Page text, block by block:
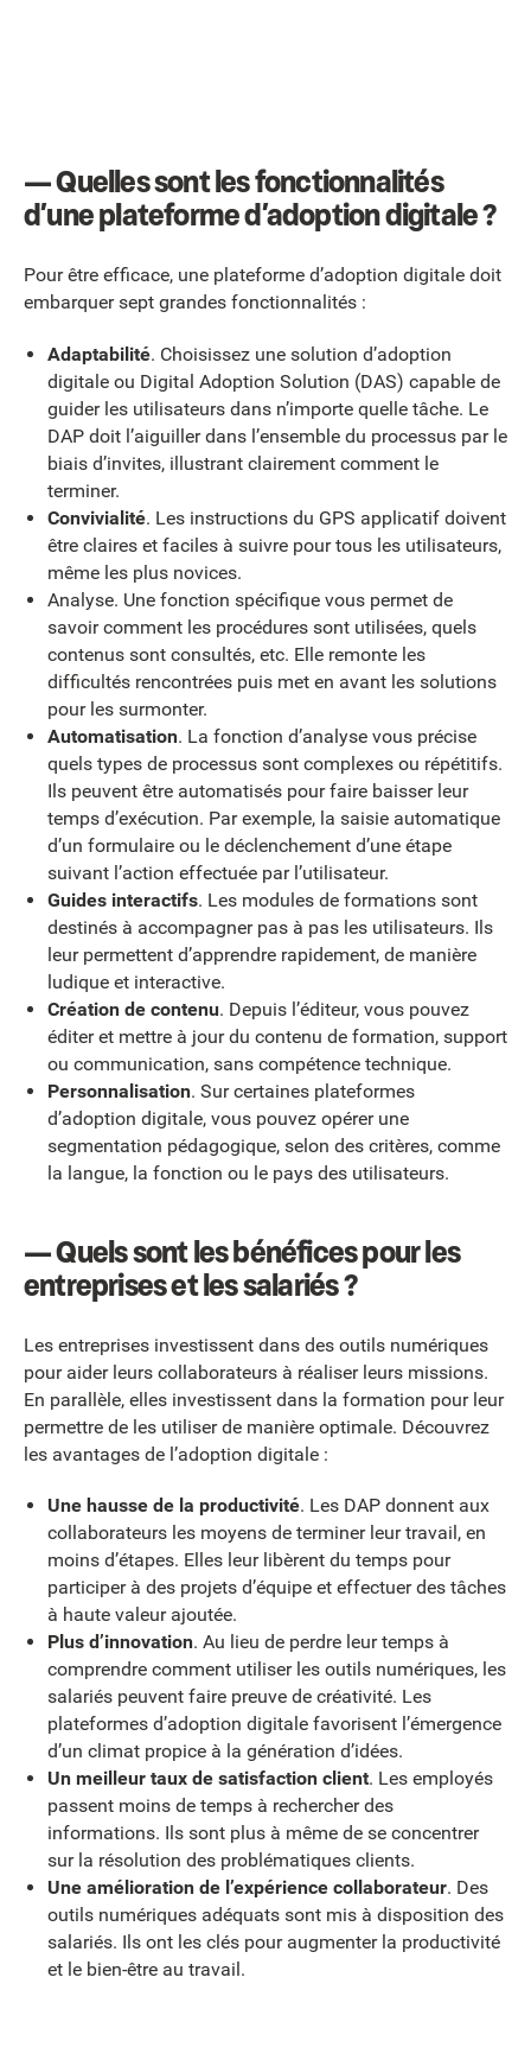
— Quelles sont les fonctionnalités
d’une plateforme d’adoption digitale ?
Pour être efficace, une plateforme d’adoption digitale doit
embarquer sept grandes fonctionnalités :
Adaptabilité. Choisissez une solution d’adoption
digitale ou Digital Adoption Solution (DAS) capable de
guider les utilisateurs dans n’importe quelle tâche. Le
DAP doit l’aiguiller dans l’ensemble du processus par le
biais d’invites, illustrant clairement comment le
terminer.
Convivialité. Les instructions du GPS applicatif doivent
être claires et faciles à suivre pour tous les utilisateurs,
même les plus novices.
Analyse. Une fonction spécifique vous permet de
savoir comment les procédures sont utilisées, quels
contenus sont consultés, etc. Elle remonte les
difficultés rencontrées puis met en avant les solutions
pour les surmonter.
Automatisation. La fonction d’analyse vous précise
quels types de processus sont complexes ou répétitifs.
Ils peuvent être automatisés pour faire baisser leur
temps d’exécution. Par exemple, la saisie automatique
d’un formulaire ou le déclenchement d’une étape
suivant l’action effectuée par l’utilisateur.
Guides interactifs. Les modules de formations sont
destinés à accompagner pas à pas les utilisateurs. Ils
leur permettent d’apprendre rapidement, de manière
ludique et interactive.
Création de contenu. Depuis l’éditeur, vous pouvez
éditer et mettre à jour du contenu de formation, support
ou communication, sans compétence technique.
Personnalisation. Sur certaines plateformes
d’adoption digitale, vous pouvez opérer une
segmentation pédagogique, selon des critères, comme
la langue, la fonction ou le pays des utilisateurs.
— Quels sont les bénéfices pour les
entreprises et les salariés ?
Les entreprises investissent dans des outils numériques
pour aider leurs collaborateurs à réaliser leurs missions.
En parallèle, elles investissent dans la formation pour leur
permettre de les utiliser de manière optimale. Découvrez
les avantages de l’adoption digitale :
Une hausse de la productivité. Les DAP donnent aux
collaborateurs les moyens de terminer leur travail, en
moins d’étapes. Elles leur libèrent du temps pour
participer à des projets d’équipe et effectuer des tâches
à haute valeur ajoutée.
Plus d’innovation. Au lieu de perdre leur temps à
comprendre comment utiliser les outils numériques, les
salariés peuvent faire preuve de créativité. Les
plateformes d’adoption digitale favorisent l’émergence
d’un climat propice à la génération d’idées.
Un meilleur taux de satisfaction client. Les employés
passent moins de temps à rechercher des
informations. Ils sont plus à même de se concentrer
sur la résolution des problématiques clients.
Une amélioration de l’expérience collaborateur. Des
outils numériques adéquats sont mis à disposition des
salariés. Ils ont les clés pour augmenter la productivité
et le bien-être au travail.